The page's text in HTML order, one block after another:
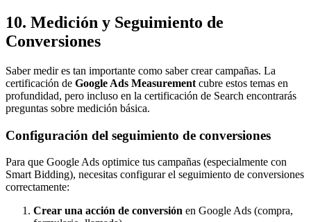
10. Medición y Seguimiento de
Conversiones
Saber medir es tan importante como saber crear campañas. La
certificación de Google Ads Measurement cubre estos temas en
profundidad, pero incluso en la certificación de Search encontrarás
preguntas sobre medición básica.
Configuración del seguimiento de conversiones
Para que Google Ads optimice tus campañas (especialmente con
Smart Bidding), necesitas configurar el seguimiento de conversiones
correctamente:
Crear una acción de conversión en Google Ads (compra,